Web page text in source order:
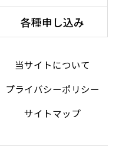
各種申し込み
当サイトについて
プライバシーポリシー
サイトマップ